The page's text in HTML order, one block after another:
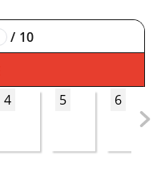
/ 10
4 5 6